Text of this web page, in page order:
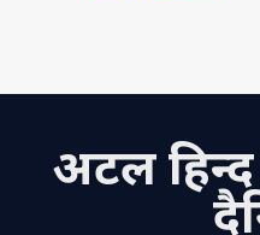
s
p
p
e
o
o
e
n
अटल हिन्द -